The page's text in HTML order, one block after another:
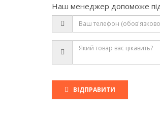
Наш менеджер допоможе
ВІДПРАВИТИ